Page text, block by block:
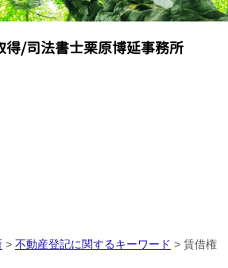
得/司法書士栗原博延事務所
> 不動産登記に関するキーワード > 賃借権